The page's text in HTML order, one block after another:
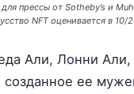
прессы от Sotheby’s и
NFT оценивается в 10/
Али, Лонни Али,
созданное ее